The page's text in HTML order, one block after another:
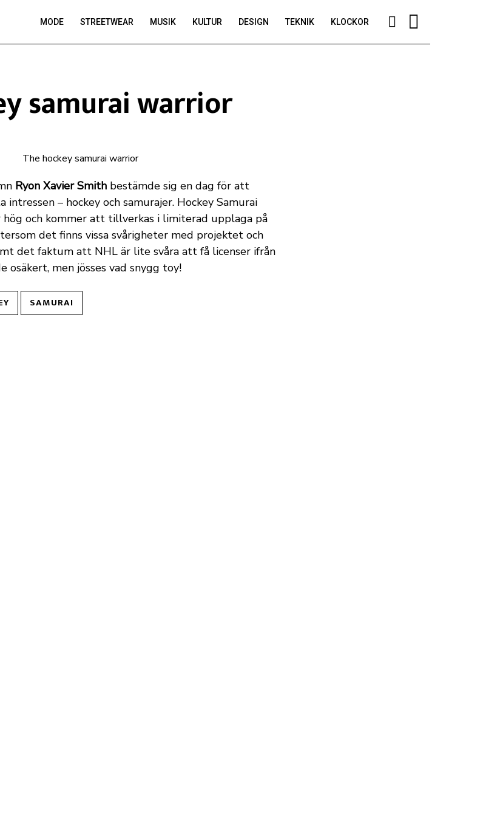
MODE STREETWEAR MUSIK KULTUR DESIGN TEKNIK KLOCKOR
samurai warrior
Ryon Xavier Smith bestämde sig en dag för att
intressen – hockey och samurajer. Hockey Samurai
och kommer att tillverkas i limiterad upplaga på
det finns vissa svårigheter med projektet och
det faktum att NHL är lite svåra att få licenser ifrån
osäkert, men jösses vad snygg toy!
SAMURAI